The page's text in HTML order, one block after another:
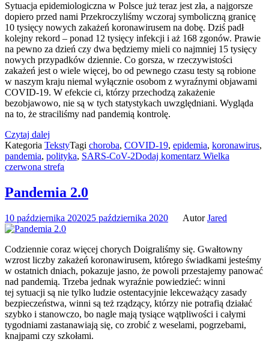
Sytuacja epidemiologiczna w Polsce już teraz jest zła, a najgorsze
dopiero przed nami Przekroczyliśmy wczoraj symboliczną granicę
10 tysięcy nowych zakażeń koronawirusem na dobę. Dziś padł
kolejny rekord – ponad 12 tysięcy infekcji i aż 168 zgonów. Prawie
na pewno za dzień czy dwa będziemy mieli co najmniej 15 tysięcy
nowych przypadków dziennie. Co gorsza, w rzeczywistości
zakażeń jest o wiele więcej, bo od pewnego czasu testy są robione
w naszym kraju niemal wyłącznie osobom z wyraźnymi objawami
COVID-19. W efekcie ci, którzy przechodzą zakażenie
bezobjawowo, nie są w tych statystykach uwzględniani. Wygląda
na to, że straciliśmy nad pandemią kontrolę.
Czytaj dalej
Kategoria TekstyTagi choroba, COVID-19, epidemia, koronawirus,
pandemia, polityka, SARS-CoV-2Dodaj komentarz Wielka
czerwona strefa
Pandemia 2.0
10 października 202025 października 2020 AutorJared
Codziennie coraz więcej chorych Doigraliśmy się. Gwałtowny
wzrost liczby zakażeń koronawirusem, którego świadkami jesteśmy
w ostatnich dniach, pokazuje jasno, że powoli przestajemy panować
nad pandemią. Trzeba jednak wyraźnie powiedzieć: winni
tej sytuacji są nie tylko ludzie ostentacyjnie lekceważący zasady
bezpieczeństwa, winni są też rządzący, którzy nie potrafią działać
szybko i stanowczo, bo nagle mają tysiące wątpliwości i całymi
tygodniami zastanawiają się, co zrobić z weselami, pogrzebami,
knajpami czy szkołami.